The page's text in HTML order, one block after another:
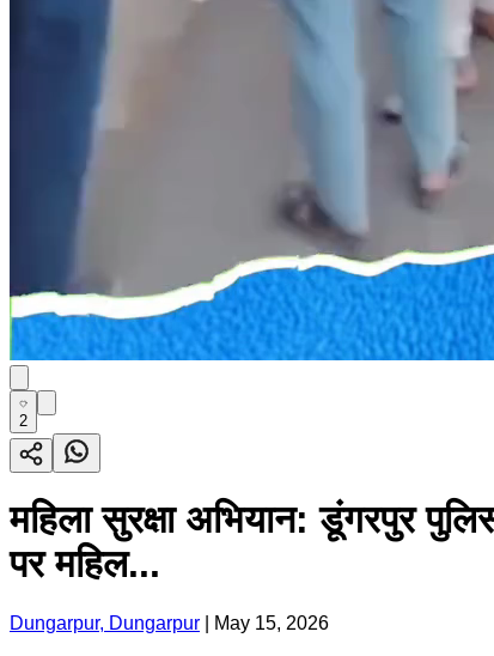
2
महिला सुरक्षा अभियान: डूंगरपुर
पर महिल...
Dungarpur, Dungarpur May 15, 2026